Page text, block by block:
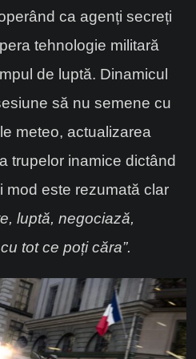
ca agenți secreți
tehnologie militară
de luptă. Dinamicul
să nu semene cu
meteo, actualizarea
trupelor inamice dictând
mod este rezumată clar
luptă, negociază,
tot ce poți căra”.